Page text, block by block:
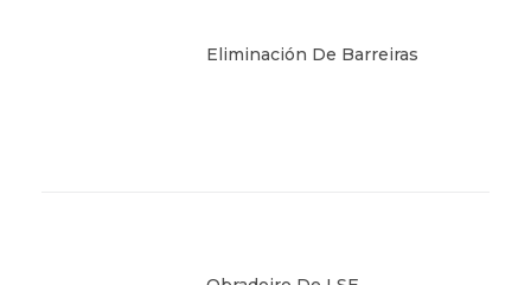
Eliminación De Barreiras